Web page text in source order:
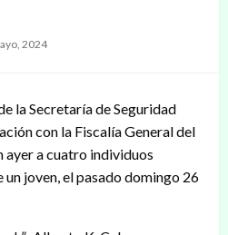
2024
la Secretaría de Seguridad
con la Fiscalía General del
ayer a cuatro individuos
un joven, el pasado domingo 26